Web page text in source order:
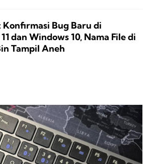
Bug Baru di
dan Windows 10, Nama File di
Tampil Aneh